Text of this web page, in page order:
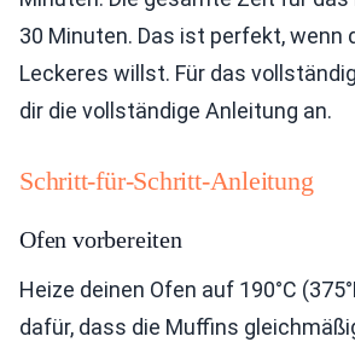
30 Minuten. Das ist perfekt, wenn
Leckeres willst. Für das
dir die vollständige Anleitung an.
Schritt-für-Schritt-Anleitung
Ofen vorbereiten
Heize deinen Ofen auf 190°C
dafür, dass die Muffins